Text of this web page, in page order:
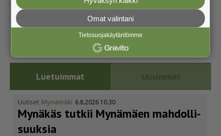
Luetuimmat Uusimmat
Uutiset Mynämäki 6.8.2026 10.30
Mynäkäs tutkii Mynämäen mahdol­li­
suuksia
Omat valintani
Tietosuojakäytäntömme